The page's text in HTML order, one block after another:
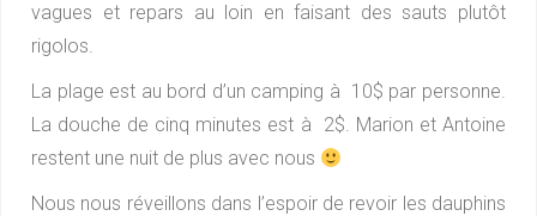
vagues et repars au loin en faisant des sauts plutôt
rigolos.
La plage est au bord d’un camping à 10$ par personne.
La douche de cinq minutes est à 2$. Marion et Antoine
restent une nuit de plus avec nous
Nous nous réveillons dans l’espoir de revoir les dauphins